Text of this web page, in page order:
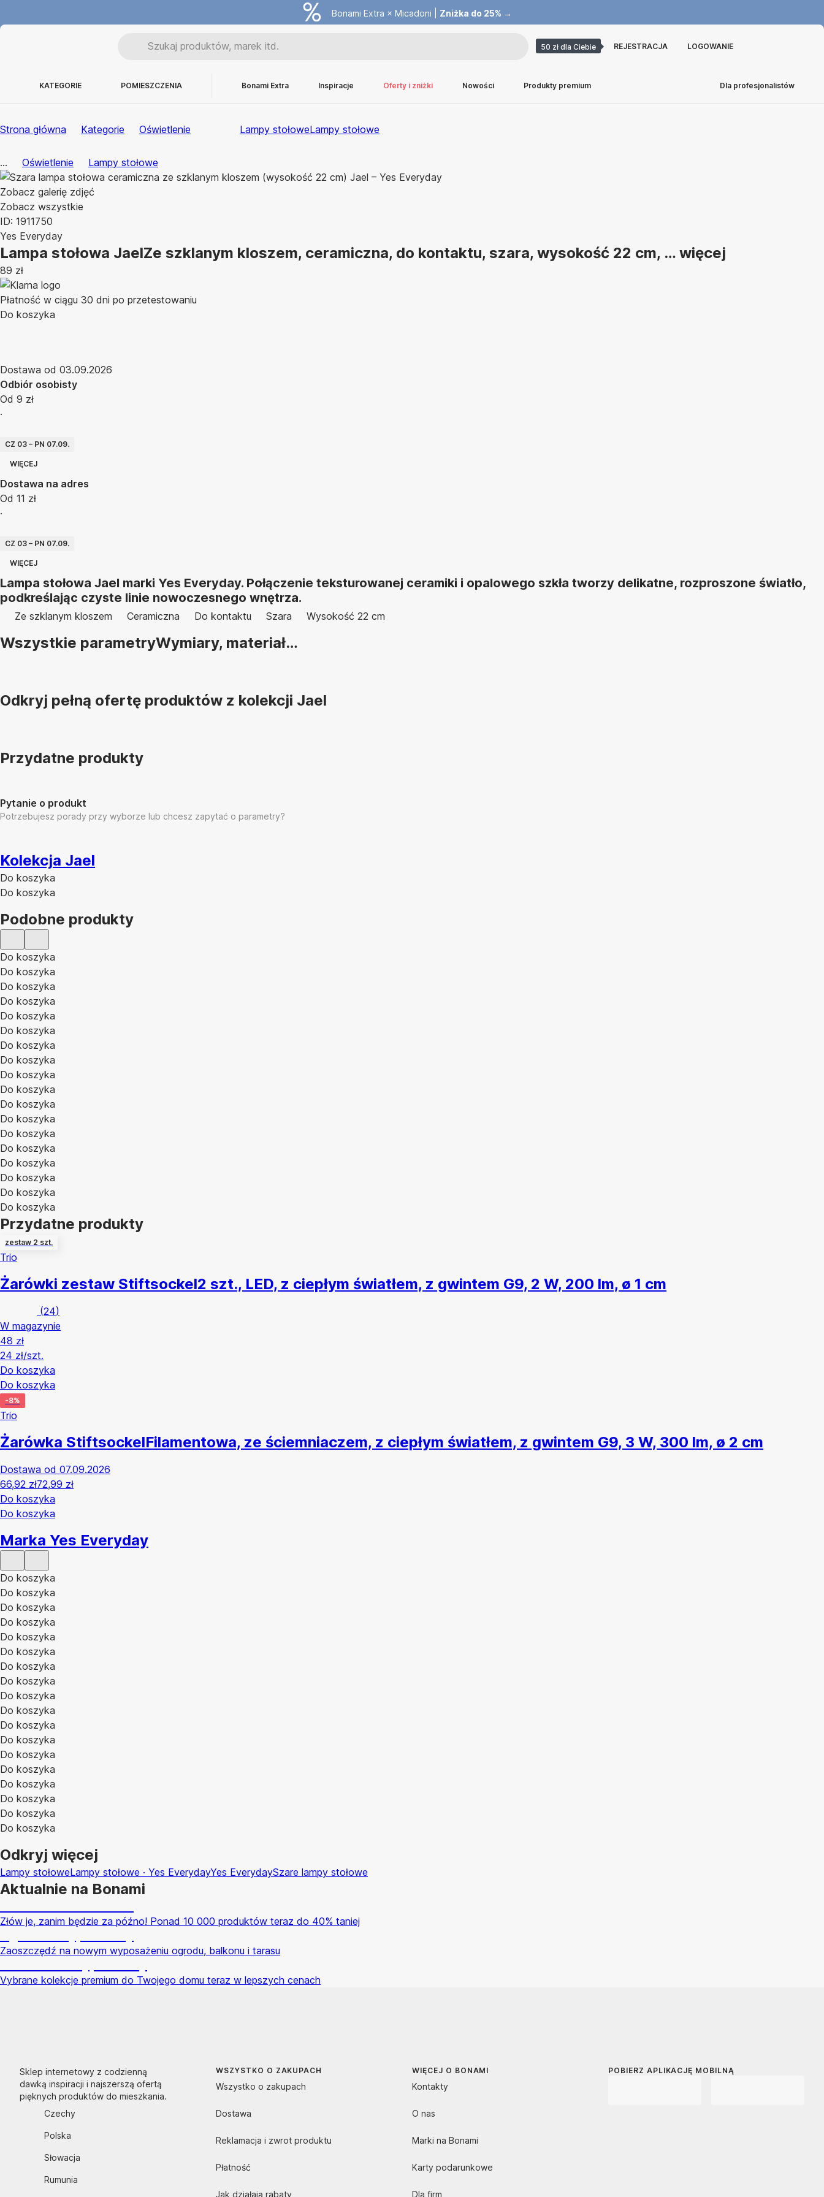
Bonami Extra × Micadoni | Zniżka do 25% →
50 zł dla Ciebie REJESTRACJA LOGOWANIE
KATEGORIE POMIESZCZENIA Bonami Extra Inspiracje Oferty i zniżki Nowości Produkty premium Dla profesjonalistów
Strona główna Kategorie Oświetlenie Lampy stołoweLampy stołowe
... Oświetlenie Lampy stołowe
Zobacz galerię zdjęć
Zobacz wszystkie
ID: 1911750
Yes Everyday
Lampa stołowa JaelZe szklanym kloszem, ceramiczna, do kontaktu, szara, wysokość 22 cm, … więcej
89 zł
Płatność w ciągu 30 dni po przetestowaniu
Do koszyka
Dostawa od 03.09.2026
Odbiór osobisty
Od 9 zł
·
CZ 03 – PN 07.09.
WIĘCEJ
Dostawa na adres
Od 11 zł
·
CZ 03 – PN 07.09.
WIĘCEJ
Lampa stołowa Jael marki Yes Everyday. Połączenie teksturowanej ceramiki i opalowego szkła tworzy delikatne, rozproszone światło,
podkreślając czyste linie nowoczesnego wnętrza.
Ze szklanym kloszem Ceramiczna Do kontaktu Szara Wysokość 22 cm
Wszystkie parametryWymiary, materiał…
Odkryj pełną ofertę produktów z kolekcji Jael
Przydatne produkty
Pytanie o produkt
Potrzebujesz porady przy wyborze lub chcesz zapytać o parametry?
Kolekcja Jael
Do koszyka
Do koszyka
Podobne produkty
Do koszyka
Do koszyka
Do koszyka
Do koszyka
Do koszyka
Do koszyka
Do koszyka
Do koszyka
Do koszyka
Do koszyka
Do koszyka
Do koszyka
Do koszyka
Do koszyka
Do koszyka
Do koszyka
Do koszyka
Do koszyka
Przydatne produkty
zestaw 2 szt.
Trio
Żarówki zestaw Stiftsockel2 szt., LED, z ciepłym światłem, z gwintem G9, 2 W, 200 lm, ø 1 cm
(24)
W magazynie
48 zł
24 zł/szt.
Do koszyka
Do koszyka
-8%
Trio
Żarówka StiftsockelFilamentowa, ze ściemniaczem, z ciepłym światłem, z gwintem G9, 3 W, 300 lm, ø 2 cm
Dostawa od 07.09.2026
66,92 zł72,99 zł
Do koszyka
Do koszyka
Marka Yes Everyday
Do koszyka
Do koszyka
Do koszyka
Do koszyka
Do koszyka
Do koszyka
Do koszyka
Do koszyka
Do koszyka
Do koszyka
Do koszyka
Do koszyka
Do koszyka
Do koszyka
Do koszyka
Do koszyka
Do koszyka
Do koszyka
Odkryj więcej
Lampy stołoweLampy stołowe · Yes EverydayYes EverydaySzare lampy stołowe
Aktualnie na Bonami
Złów je, zanim będzie za późno! Ponad 10 000 produktów teraz do 40% taniej
Zaoszczędź na nowym wyposażeniu ogrodu, balkonu i tarasu
Vybrane kolekcje premium do Twojego domu teraz w lepszych cenach
Sklep internetowy z codzienną
dawką inspiracji i najszerszą ofertą
pięknych produktów do mieszkania.
Czechy
Polska
Słowacja
Rumunia
WSZYSTKO O ZAKUPACH
Wszystko o zakupach
Dostawa
Reklamacja i zwrot produktu
Płatność
Jak działają rabaty
WIĘCEJ O BONAMI
Kontakty
O nas
Marki na Bonami
Karty podarunkowe
Dla firm
POBIERZ APLIKACJĘ MOBILNĄ